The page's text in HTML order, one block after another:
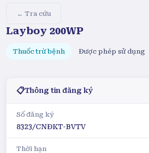
Layboy 200WP
Thuốc trừ bệnh Được phép sử dụng
← Tra cứu
📋Thông tin đăng ký
Số đăng ký
8323/CNĐKT-BVTV
Thời hạn